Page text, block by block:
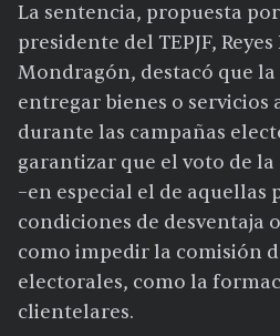
La sentencia, propuesta
presidente del TEPJF,
Mondragón, destacó que
entregar bienes o servicios
durante las campañas
garantizar que el voto de
–en especial el de aquellas
condiciones de desventaja
como impedir la comisión
electorales, como la
clientelares.